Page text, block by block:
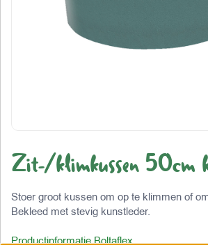
Zit-/klimkussen 50cm
Stoer groot kussen om op te klimmen of
Bekleed met stevig kunstleder.
Productinformatie Boltaflex